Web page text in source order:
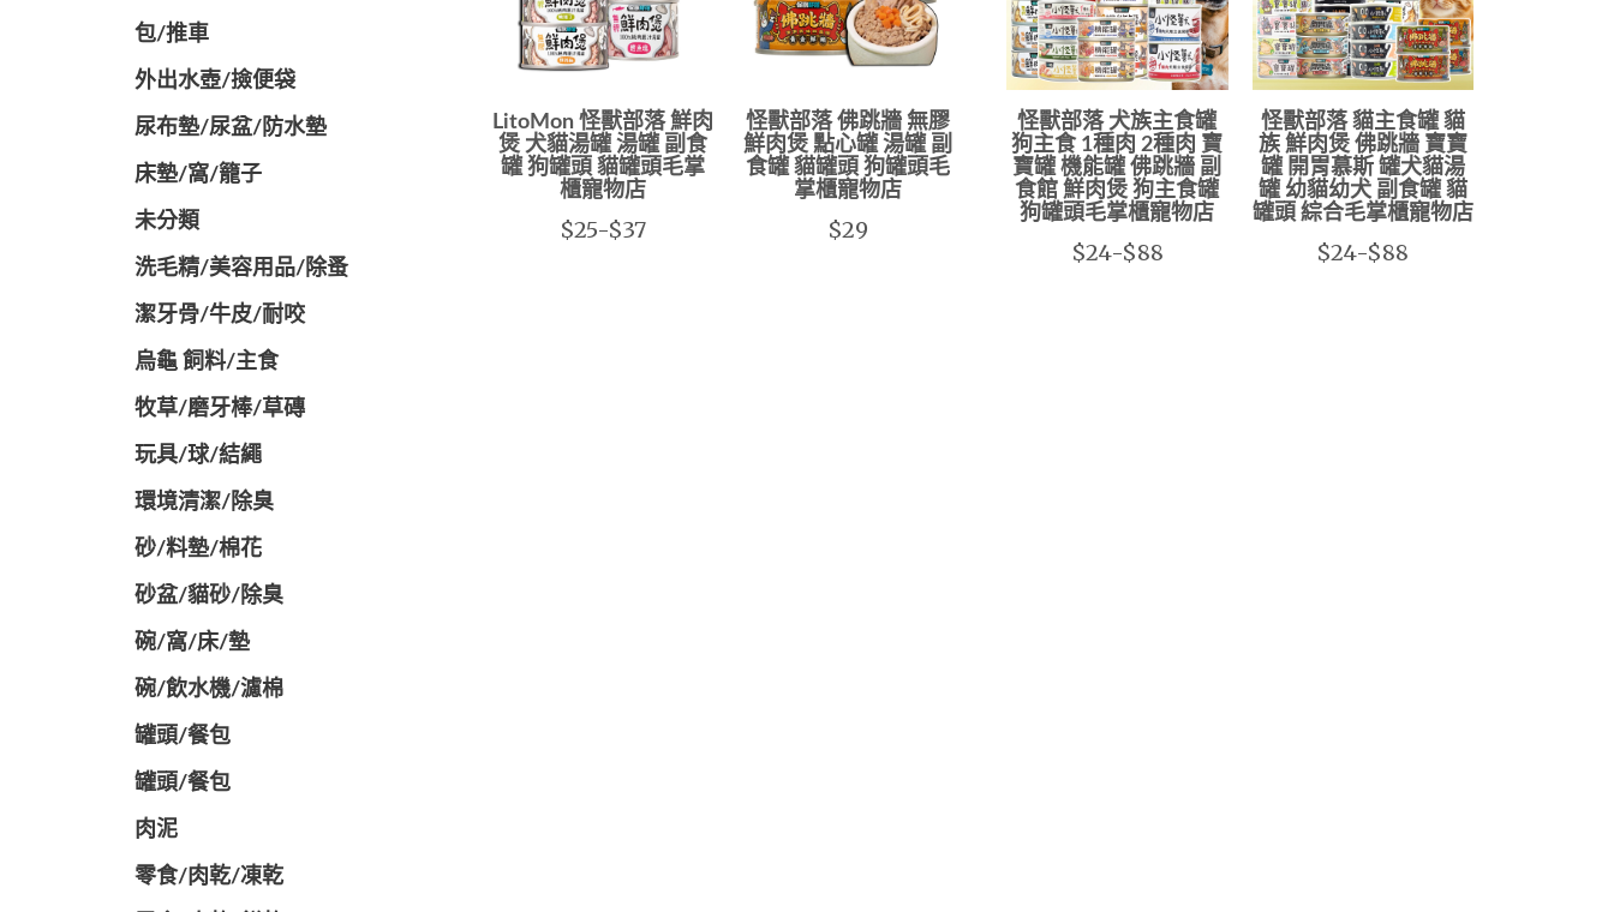
包/推車
外出水壺/撿便袋
尿布墊/尿盆/防水墊
️床墊/窩/籠子
未分類
洗毛精/美容用品/除蚤
潔牙骨/牛皮/耐咬
烏龜 飼料/主食
牧草/磨牙棒/草磚
玩具/球/結繩
環境清潔/除臭
砂/料墊/棉花
砂盆/貓砂/除臭
碗/窩/床/墊
碗/飲水機/濾棉
罐頭/餐包
罐頭/餐包
肉泥
零食/肉乾/凍乾
LitoMon 怪獸部落 鮮肉
煲 犬貓湯罐 湯罐 副食
罐 狗罐頭 貓罐頭毛掌
櫃寵物店
$25-$37
怪獸部落 佛跳牆 無膠
鮮肉煲 點心罐 湯罐 副
食罐 貓罐頭 狗罐頭毛
掌櫃寵物店
$29
怪獸部落 犬族主食罐
狗主食 1種肉 2種肉 寶
寶罐 機能罐 佛跳牆 副
食館 鮮肉煲 狗主食罐
狗罐頭毛掌櫃寵物店
$24-$88
怪獸部落 貓主食罐 貓
族 鮮肉煲 佛跳牆 寶寶
罐 開胃慕斯 罐犬貓湯
罐 幼貓幼犬 副食罐 貓
罐頭 綜合毛掌櫃寵物店
$24-$88